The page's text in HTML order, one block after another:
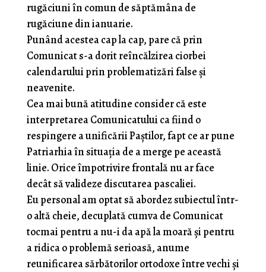
rugăciuni în comun de săptămâna de
rugăciune din ianuarie.
Punând acestea cap la cap, pare că prin
Comunicat s-a dorit reîncălzirea ciorbei
calendarului prin problematizări false și
neavenite.
Cea mai bună atitudine consider că este
interpretarea Comunicatului ca fiind o
respingere a unificării Paștilor, fapt ce ar pune
Patriarhia în situația de a merge pe această
linie. Orice împotrivire frontală nu ar face
decât să valideze discutarea pascaliei.
Eu personal am optat să abordez subiectul într-
o altă cheie, decuplată cumva de Comunicat
tocmai pentru a nu-i da apă la moară și pentru
a ridica o problemă serioasă, anume
reunificarea sărbătorilor ortodoxe între vechi și